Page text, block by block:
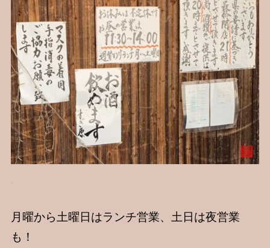
月曜から土曜日はランチ営業、土日は夜営業
も！